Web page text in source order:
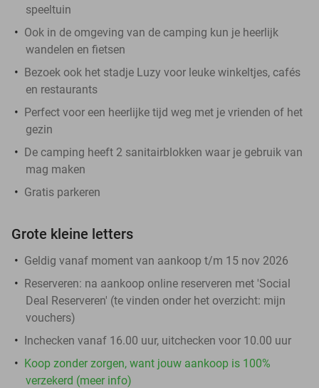
speeltuin
Ook in de omgeving van de camping kun je heerlijk
wandelen en fietsen
Bezoek ook het stadje Luzy voor leuke winkeltjes, cafés
en restaurants
Perfect voor een heerlijke tijd weg met je vrienden of het
gezin
De camping heeft 2 sanitairblokken waar je gebruik van
mag maken
Gratis parkeren
Grote kleine letters
Geldig vanaf moment van aankoop t/m 15 nov 2026
Reserveren: na aankoop online reserveren met 'Social
Deal Reserveren' (te vinden onder het overzicht: mijn
vouchers)
Inchecken vanaf 16.00 uur, uitchecken voor 10.00 uur
Koop zonder zorgen, want jouw aankoop is 100%
verzekerd (meer info)